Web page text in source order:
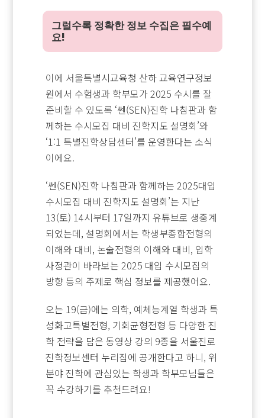
그럴수록 정확한 정보 수집은 필수예
요!
이에 서울특별시교육청 산하 교육연구정보
원에서 수험생과 학부모가 2025 수시를 잘
준비할 수 있도록 ‘쎈(SEN)진학 나침판과 함
께하는 수시모집 대비 진학지도 설명회’와
‘1:1 특별진학상담센터’를 운영한다는 소식
이에요.
‘쎈(SEN)진학 나침판과 함께하는 2025대입
수시모집 대비 진학지도 설명회’는 지난
13(토) 14시부터 17일까지 유튜브로 생중계
되었는데, 설명회에서는 학생부종합전형의
이해와 대비, 논술전형의 이해와 대비, 입학
사정관이 바라보는 2025 대입 수시모집의
방향 등의 주제로 핵심 정보를 제공했어요.
오는 19(금)에는 의학, 예체능계열 학생과 특
성화고특별전형, 기회균형전형 등 다양한 진
학 전략을 담은 동영상 강의 9종을 서울진로
진학정보센터 누리집에 공개한다고 하니, 위
분야 진학에 관심있는 학생과 학부모님들은
꼭 수강하기를 추천드려요!